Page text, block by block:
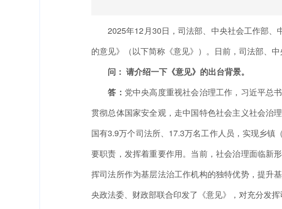
2025年12月30日，司法部、中央社会工作部、
的意见》（以下简称《意见》）。日前，司法部、
问： 请介绍一下《意见》的出台背景。
答： 党中央高度重视社会治理工作，习近平总
贯彻总体国家安全观，走中国特色社会主义社会治
国有3.9万个司法所、17.3万名工作人员，实现乡
要职责，发挥着重要作用。当前，社会治理面临新
挥司法所作为基层法治工作机构的独特优势，提升
央政法委、财政部联合印发了《意见》，对充分发